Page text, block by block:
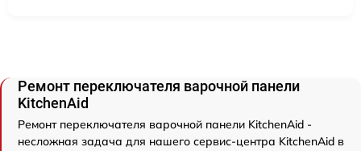
Ремонт переключателя варочной панели
KitchenAid
Ремонт переключателя варочной панели KitchenAid -
несложная задача для нашего сервис-центра KitchenAid в